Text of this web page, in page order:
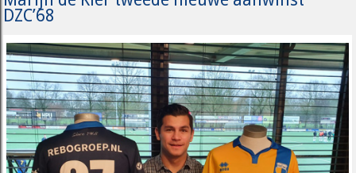
DZC’68